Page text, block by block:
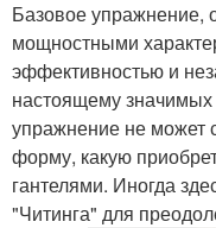
Базовое
мощностными
эффективностью и
настоящему
упражнение не может
форму, какую
гантелями. Иногда
"Читинга" для